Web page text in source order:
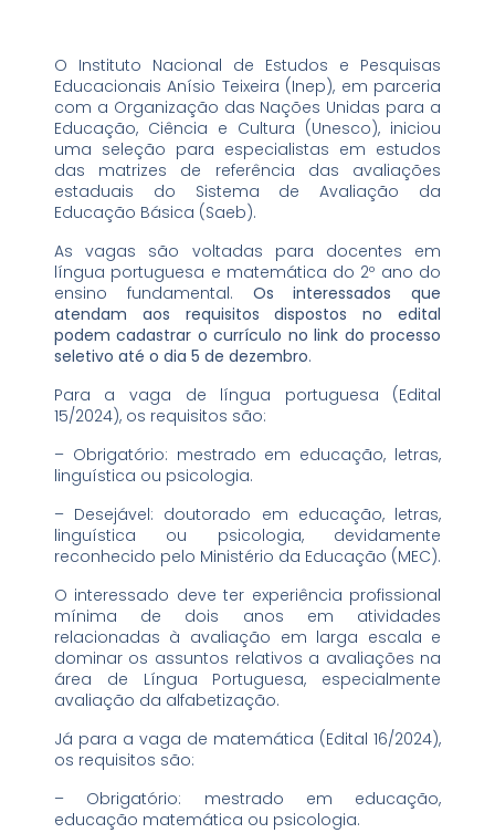
O Instituto Nacional de Estudos e Pesquisas
Educacionais Anísio Teixeira (Inep), em parceria
com a Organização das Nações Unidas para a
Educação, Ciência e Cultura (Unesco), iniciou
uma seleção para especialistas em estudos
das matrizes de referência das avaliações
estaduais do Sistema de Avaliação da
Educação Básica (Saeb).
As vagas são voltadas para docentes em
língua portuguesa e matemática do 2º ano do
ensino fundamental. Os interessados que
atendam aos requisitos dispostos no edital
podem cadastrar o currículo no link do processo
seletivo até o dia 5 de dezembro.
Para a vaga de língua portuguesa (Edital
15/2024), os requisitos são:
– Obrigatório: mestrado em educação, letras,
linguística ou psicologia.
– Desejável: doutorado em educação, letras,
linguística ou psicologia, devidamente
reconhecido pelo Ministério da Educação (MEC).
O interessado deve ter experiência profissional
mínima de dois anos em atividades
relacionadas à avaliação em larga escala e
dominar os assuntos relativos a avaliações na
área de Língua Portuguesa, especialmente
avaliação da alfabetização.
Já para a vaga de matemática (Edital 16/2024),
os requisitos são:
– Obrigatório: mestrado em educação,
educação matemática ou psicologia.